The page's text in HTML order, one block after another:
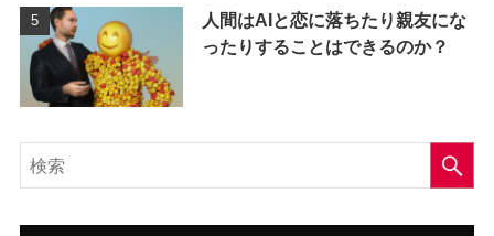
人間はAIと恋に落ちたり親友にな
ったりすることはできるのか？